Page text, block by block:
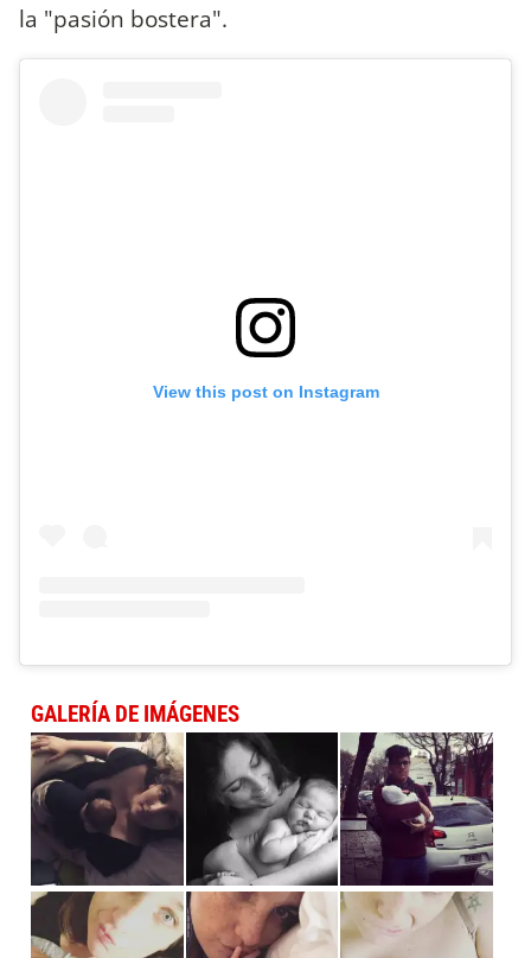
la "pasión bostera".
View this post on Instagram
GALERÍA DE IMÁGENES